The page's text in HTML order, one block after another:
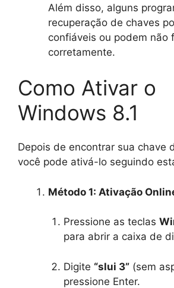
Além disso, alguns
recuperação de chaves
confiáveis ou podem não
corretamente.
Como Ativar o
Windows 8.1
Depois de encontrar sua chave
você pode ativá-lo seguindo
Método 1: Ativação
Pressione as teclas
para abrir a caixa de
Digite “slui 3”(sem
pressione Enter.